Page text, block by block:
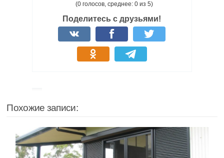
(0 голосов, среднее: 0 из 5)
Поделитесь с друзьями!
Похожие записи: